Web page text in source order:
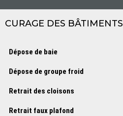
CURAGE DES BÂTIMENTS
Dépose de baie
Dépose de groupe froid
Retrait des cloisons
Retrait faux plafond